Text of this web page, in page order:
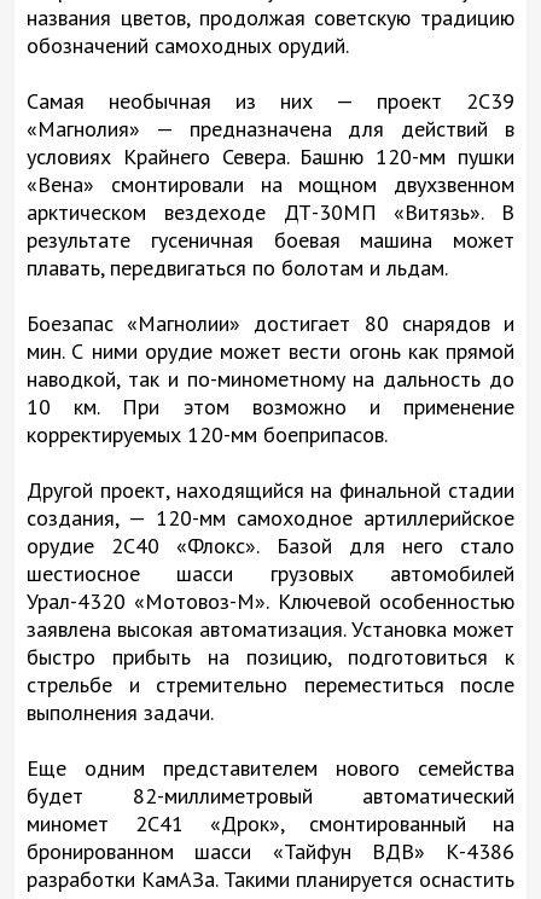
названия цветов, продолжая советскую традицию
обозначений самоходных орудий.
Самая необычная из них — проект 2С39
«Магнолия» — предназначена для действий в
условиях Крайнего Севера. Башню 120-мм пушки
«Вена» смонтировали на мощном двухзвенном
арктическом вездеходе ДТ-30МП «Витязь». В
результате гусеничная боевая машина может
плавать, передвигаться по болотам и льдам.
Боезапас «Магнолии» достигает 80 снарядов и
мин. С ними орудие может вести огонь как прямой
наводкой, так и по-минометному на дальность до
10 км. При этом возможно и применение
корректируемых 120-мм боеприпасов.
Другой проект, находящийся на финальной стадии
создания, — 120-мм самоходное артиллерийское
орудие 2С40 «Флокс». Базой для него стало
шестиосное шасси грузовых автомобилей
Урал-4320 «Мотовоз-М». Ключевой особенностью
заявлена высокая автоматизация. Установка может
быстро прибыть на позицию, подготовиться к
стрельбе и стремительно переместиться после
выполнения задачи.
Еще одним представителем нового семейства
будет 82-миллиметровый автоматический
миномет 2С41 «Дрок», смонтированный на
бронированном шасси «Тайфун ВДВ» К-4386
разработки КамАЗа. Такими планируется оснастить